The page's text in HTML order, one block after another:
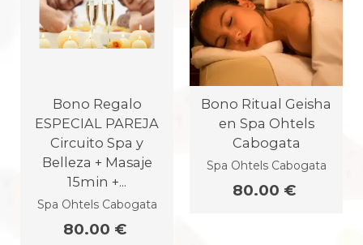
Bono Regalo
ESPECIAL PAREJA
Circuito Spa y
Belleza + Masaje
15min +...
Spa Ohtels Cabogata
80.00 €
Bono Ritual Geisha
en Spa Ohtels
Cabogata
Spa Ohtels Cabogata
80.00 €